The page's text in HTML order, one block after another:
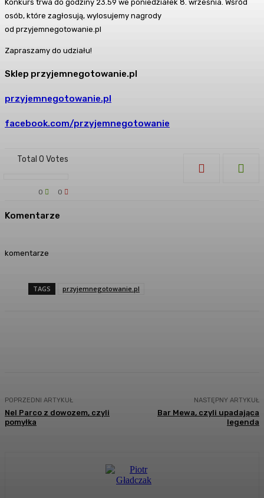
Konkurs trwa do godziny 23.59 we poniedziałek 8. września. Wśród
osób, które zagłosują, wylosujemy nagrody
od przyjemnegotowanie.pl
Zapraszamy do udziału!
Sklep przyjemnegotowanie.pl
przyjemnegotowanie.pl
facebook.com/przyjemnegotowanie
Total 0 Votes
0
0
Komentarze
komentarze
TAGS przyjemnegotowanie.pl
POPRZEDNI ARTYKUŁ
Nel Parco z dowozem, czyli
pomyłka
NASTĘPNY ARTYKUŁ
Bar Mewa, czyli upadająca
legenda